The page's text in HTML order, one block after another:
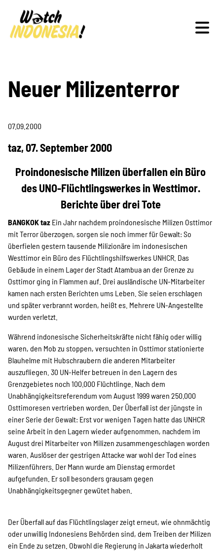
Schwerpunkte
Veranstaltungen
Publikationen
Projekte
Kampagne
Stellenangebote
Werde Mitglied
Newsletter abonnieren
SPENDEN
Über uns
Transparenz
Neuer Milizenterror
07.09.2000
taz, 07. September 2000
Proindonesische Milizen überfallen ein Büro
des UNO-Flüchtlingswerkes in Westtimor.
Berichte über drei Tote
BANGKOK taz Ein Jahr nachdem proindonesische Milizen Osttimor
mit Terror überzogen, sorgen sie noch immer für Gewalt: So
überfielen gestern tausende Milizionäre im indonesischen
Westtimor ein Büro des Flüchtlingshilfswerkes UNHCR. Das
Gebäude in einem Lager der Stadt Atambua an der Grenze zu
Osttimor ging in Flammen auf. Drei ausländische UN-Mitarbeiter
kamen nach ersten Berichten ums Leben. Sie seien erschlagen
und später verbrannt worden, heißt es. Mehrere UN-Angestellte
wurden verletzt.
Während indonesische Sicherheitskräfte nicht fähig oder willig
waren, den Mob zu stoppen, versuchten in Osttimor stationierte
Blauhelme mit Hubschraubern die anderen Mitarbeiter
auszufliegen. 30 UN-Helfer betreuen in den Lagern des
Grenzgebietes noch 100.000 Flüchtlinge. Nach dem
Unabhängigkeitsreferendum vom August 1999 waren 250.000
Osttimoresen vertrieben worden. Der Überfall ist der jüngste in
einer Serie der Gewalt: Erst vor wenigen Tagen hatte das UNHCR
seine Arbeit in den Lagern wieder aufgenommen, nachdem im
August drei Mitarbeiter von Milizen zusammengeschlagen worden
waren. Auslöser der gestrigen Attacke war wohl der Tod eines
Milizenführers. Der Mann wurde am Dienstag ermordet
aufgefunden. Er soll besonders grausam gegen
Unabhängigkeitsgegner gewütet haben.
Der Überfall auf das Flüchtlingslager zeigt erneut, wie ohnmächtig
oder unwillig Indonesiens Behörden sind, dem Treiben der Milizen
ein Ende zu setzen. Obwohl die Regierung in Jakarta wiederholt